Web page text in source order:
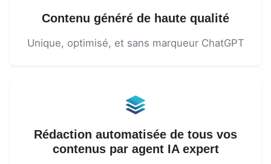
Contenu généré de haute qualité
Unique, optimisé, et sans marqueur ChatGPT
Rédaction automatisée de tous vos
contenus par agent IA expert